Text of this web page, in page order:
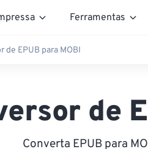
Ferramentas
de EPUB para MOBI
de
Converta EPUB para